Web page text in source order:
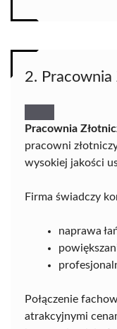
2. Pracownia
Pracownia
pracowni
wysokiej jakości
Firma świadczy
naprawa
Połączenie
atrakcyjnymi